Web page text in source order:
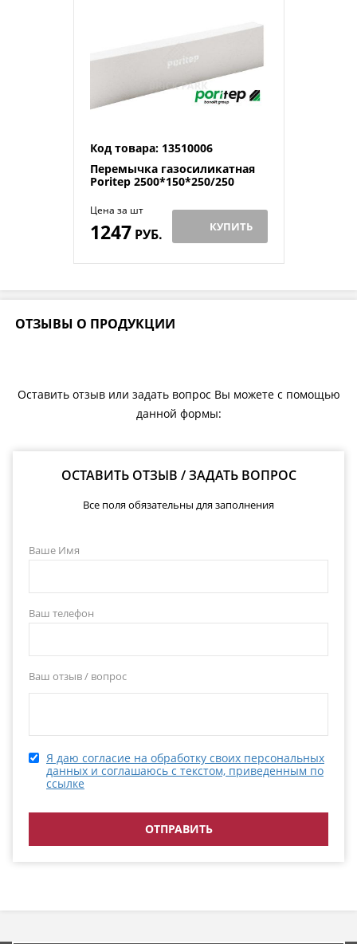
Код товара: 13510006
Перемычка газосиликатная
Poritep 2500*150*250/250
Цена за шт
1247 РУБ. КУПИТЬ
ОТЗЫВЫ О ПРОДУКЦИИ
Оставить отзыв или задать вопрос Вы можете с помощью
данной формы:
ОСТАВИТЬ ОТЗЫВ / ЗАДАТЬ ВОПРОС
Все поля обязательны для заполнения
Ваше Имя
Ваш телефон
Ваш отзыв / вопрос
Я даю согласие на обработку своих персональных
данных и соглашаюсь с текстом, приведенным по
ссылке